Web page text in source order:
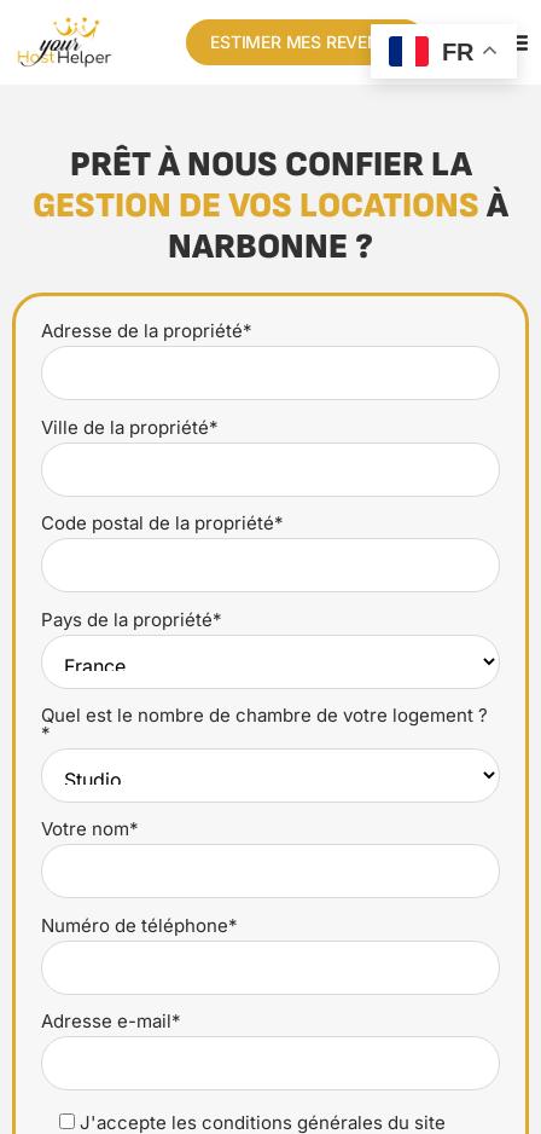
ESTIMER MES REVENUS
PRÊT À NOUS CONFIER LA
GESTION DE VOS LOCATIONS À
NARBONNE ?
Adresse de la propriété*
Ville de la propriété*
Code postal de la propriété*
Pays de la propriété*
Quel est le nombre de chambre de votre logement ?
*
Votre nom*
Numéro de téléphone*
Adresse e-mail*
J'accepte les conditions générales du site
FR